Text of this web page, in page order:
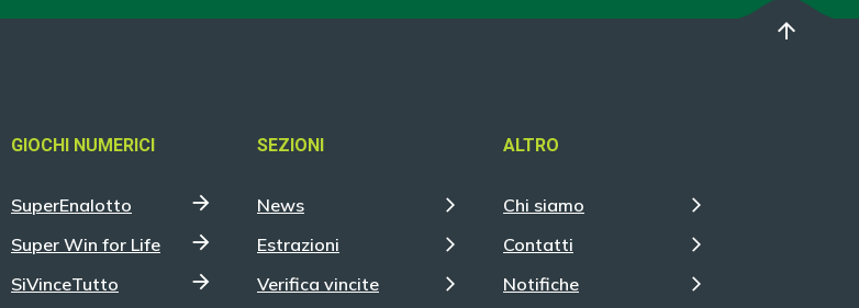
arrow_upward
GIOCHI NUMERICI
SuperEnalotto
Super Win for Life
SiVinceTutto
SEZIONI
News
Estrazioni
Verifica vincite
ALTRO
Chi siamo
Contatti
Notifiche